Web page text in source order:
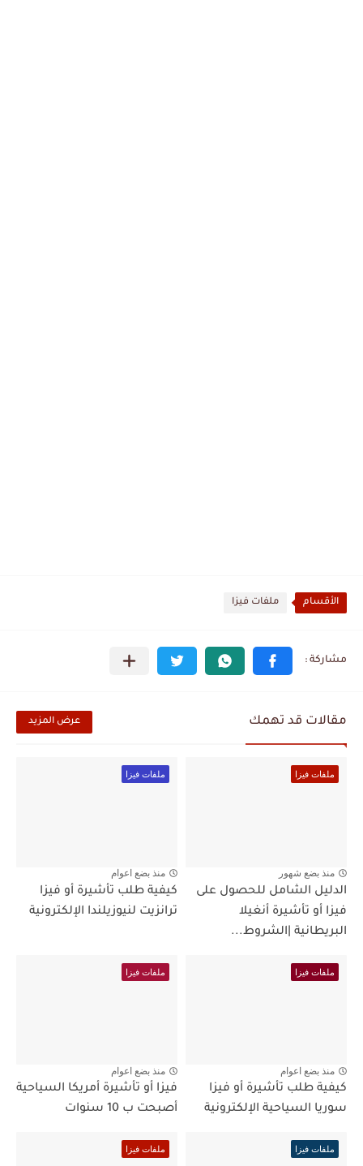
الأقسام ملفات فيزا
مقالات قد تهمك عرض المزيد
ملفات فيزا
منذ بضع شهور
الدليل الشامل للحصول على
فيزا أو تأشيرة أنغيلا
البريطانية |الشروط...
ملفات فيزا
منذ بضع اعوام
كيفية طلب تأشيرة أو فيزا
ترانزيت لنيوزيلندا الإلكترونية
ملفات فيزا
منذ بضع اعوام
كيفية طلب تأشيرة أو فيزا
سوريا السياحية الإلكترونية
ملفات فيزا
منذ بضع اعوام
فيزا أو تأشيرة أمريكا السياحية
أصبحت ب 10 سنوات
ملفات فيزا ملفات فيزا